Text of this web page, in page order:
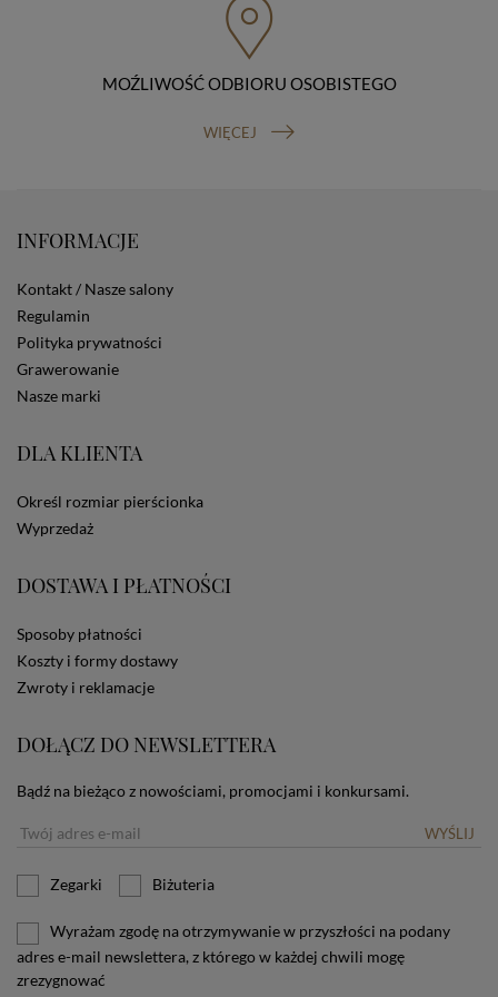
organu nadzorczego (Prezesa Urzędu Ochrony Danych
Osobowych, ul. Stawki 2, 00-193 Warszawa) oraz
prawo do cofnięcia zgody na przetwarzanie danych
osobowych (masz prawo cofnięcia zgody na
przetwarzanie danych w dowolnym momencie;
przetwarzania, którego dokonano na podstawie Twojej
nie podasz danych, nie będziesz mógł przeglądać
Zautomatyzowane podejmowanie decyzji
Na stronie Sklepu są wykorzystywane pliki cookies.
Stosowane są one w celach zapewnienia maksymalnej
wygody wszystkich użytkowników (w tym Kupujących)
przy korzystaniu ze Sklepu (zapamiętywanie
preferencji i ustawień na stronie, zbieranie
portale społecznościowe, np. Facebook). Korzystanie
dotyczących cookies oznacza, że będą one
zamieszczane w urządzeniu końcowym każdego
ustawienia swojej przeglądarki.
MOŹLIWOŚĆ ODBIORU OSOBISTEGO
WIĘCEJ
INFORMACJE
Kontakt / Nasze salony
Regulamin
Polityka prywatności
Grawerowanie
Nasze marki
DLA KLIENTA
Określ rozmiar pierścionka
Wyprzedaż
DOSTAWA I PŁATNOŚCI
Sposoby płatności
Koszty i formy dostawy
Zwroty i reklamacje
DOŁĄCZ DO NEWSLETTERA
Bądź na bieżąco z nowościami, promocjami i konkursami.
WYŚLIJ
Zegarki Biżuteria
Wyrażam zgodę na otrzymywanie w przyszłości na podany
adres e-mail newslettera, z którego w każdej chwili mogę
zrezygnować